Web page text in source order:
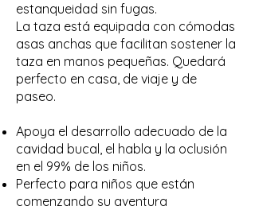
estanqueidad sin fugas.
La taza está equipada con cómodas
asas anchas que facilitan sostener la
taza en manos pequeñas. Quedará
perfecto en casa, de viaje y de
paseo.
Apoya el desarrollo adecuado de la
cavidad bucal, el habla y la oclusión
en el 99% de los niños.
Perfecto para niños que están
comenzando su aventura